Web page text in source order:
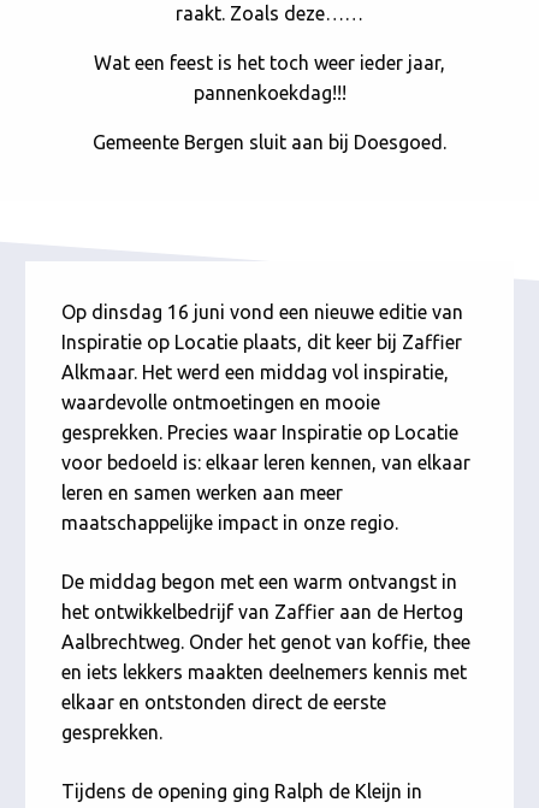
raakt. Zoals deze……
Wat een feest is het toch weer ieder jaar,
pannenkoekdag!!!
Gemeente Bergen sluit aan bij Doesgoed.
Op dinsdag 16 juni vond een nieuwe editie van
Inspiratie op Locatie plaats, dit keer bij Zaffier
Alkmaar. Het werd een middag vol inspiratie,
waardevolle ontmoetingen en mooie
gesprekken. Precies waar Inspiratie op Locatie
voor bedoeld is: elkaar leren kennen, van elkaar
leren en samen werken aan meer
maatschappelijke impact in onze regio.
De middag begon met een warm ontvangst in
het ontwikkelbedrijf van Zaffier aan de Hertog
Aalbrechtweg. Onder het genot van koffie, thee
en iets lekkers maakten deelnemers kennis met
elkaar en ontstonden direct de eerste
gesprekken.
Tijdens de opening ging Ralph de Kleijn in